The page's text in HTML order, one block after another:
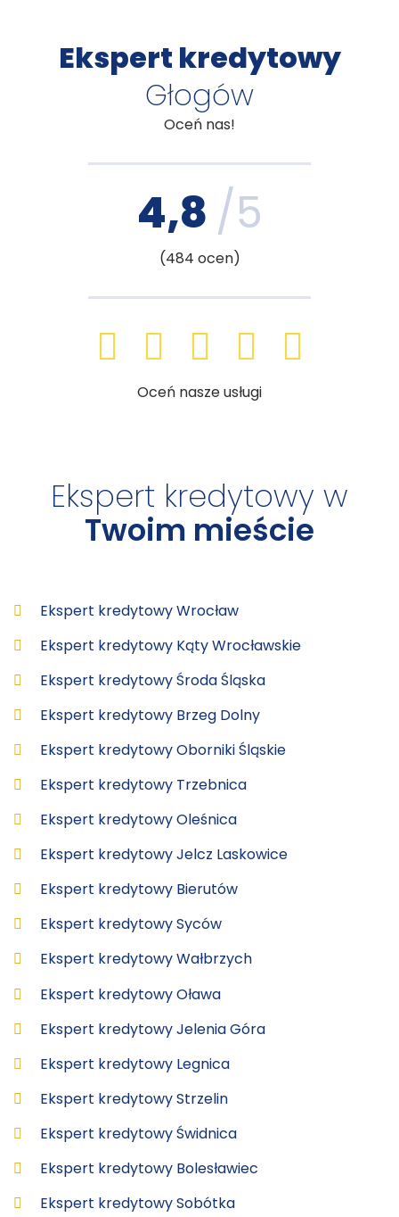
Ekspert kredytowy
Głogów
Oceń nas!
4,8 /5
(484 ocen)
Oceń nasze usługi
Ekspert kredytowy w
Twoim mieście
Ekspert kredytowy Wrocław
Ekspert kredytowy Kąty Wrocławskie
Ekspert kredytowy Środa Śląska
Ekspert kredytowy Brzeg Dolny
Ekspert kredytowy Oborniki Śląskie
Ekspert kredytowy Trzebnica
Ekspert kredytowy Oleśnica
Ekspert kredytowy Jelcz Laskowice
Ekspert kredytowy Bierutów
Ekspert kredytowy Syców
Ekspert kredytowy Wałbrzych
Ekspert kredytowy Oława
Ekspert kredytowy Jelenia Góra
Ekspert kredytowy Legnica
Ekspert kredytowy Strzelin
Ekspert kredytowy Świdnica
Ekspert kredytowy Bolesławiec
Ekspert kredytowy Sobótka